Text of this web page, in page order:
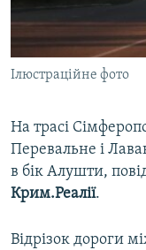
СВІДЧЕННЯ ОКУПАЦІЇ
УКРАЇНСЬКА
Qırımtatar
Усі сайти RFE/RL
Ілюстраційне фото
На трасі
Перевальне і
в бік Алушти,
Крим.Реалії.
Відрізок дороги